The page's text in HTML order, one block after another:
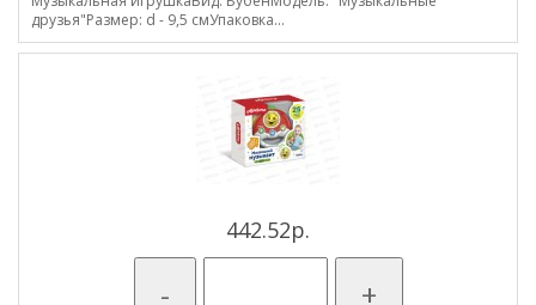
друзья"Размер: d - 9,5 смУпаковка...
442.52р.
- +